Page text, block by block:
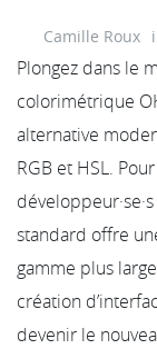
Camille Roux
Plongez dans le
colorimétrique
alternative
RGB et HSL.
standard offre
gamme plus
création
devenir le